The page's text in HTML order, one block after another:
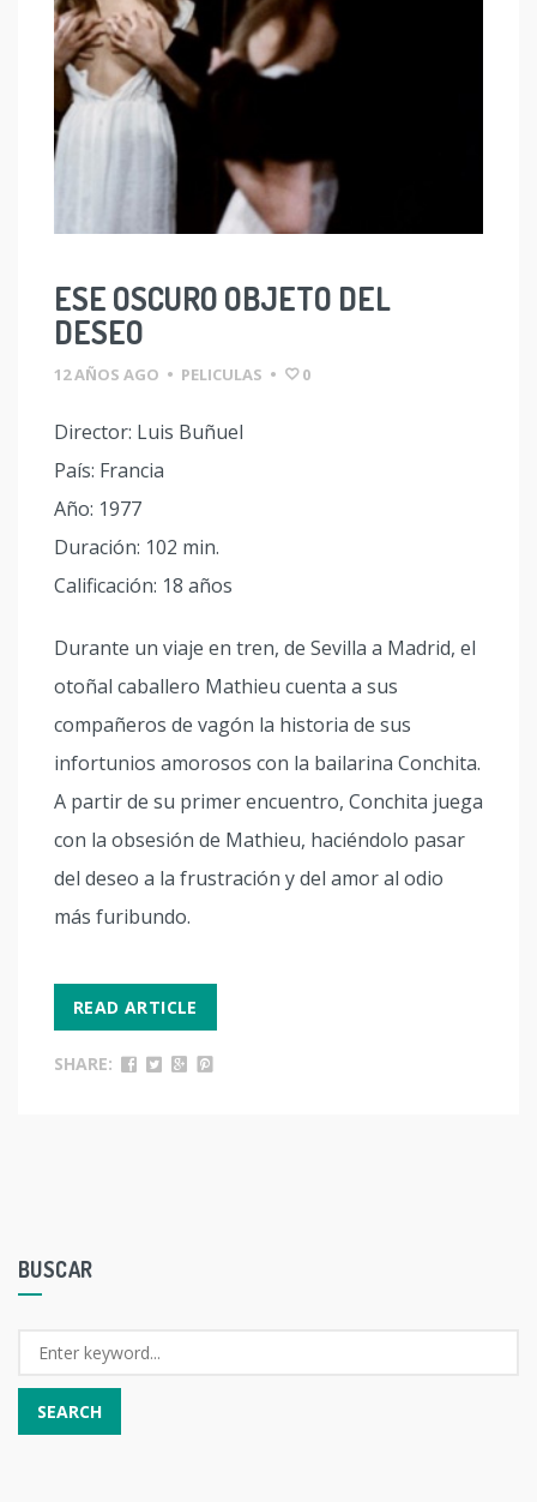
ESE OSCURO OBJETO DEL
DESEO
12 AÑOS AGO • PELICULAS • 0
Director: Luis Buñuel
País: Francia
Año: 1977
Duración: 102 min.
Calificación: 18 años
Durante un viaje en tren, de Sevilla a Madrid, el
otoñal caballero Mathieu cuenta a sus
compañeros de vagón la historia de sus
infortunios amorosos con la bailarina Conchita.
A partir de su primer encuentro, Conchita juega
con la obsesión de Mathieu, haciéndolo pasar
del deseo a la frustración y del amor al odio
más furibundo.
READ ARTICLE
SHARE:
BUSCAR